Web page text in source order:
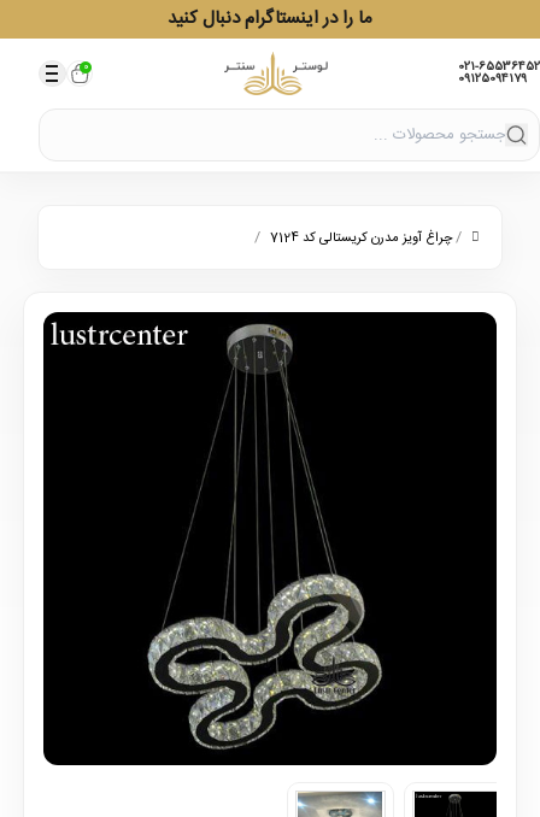
ما را در اینستاگرام دنبال کنید
021-65536452
09125094179
0
/چراغ آویز مدرن کریستالی کد 7124 /